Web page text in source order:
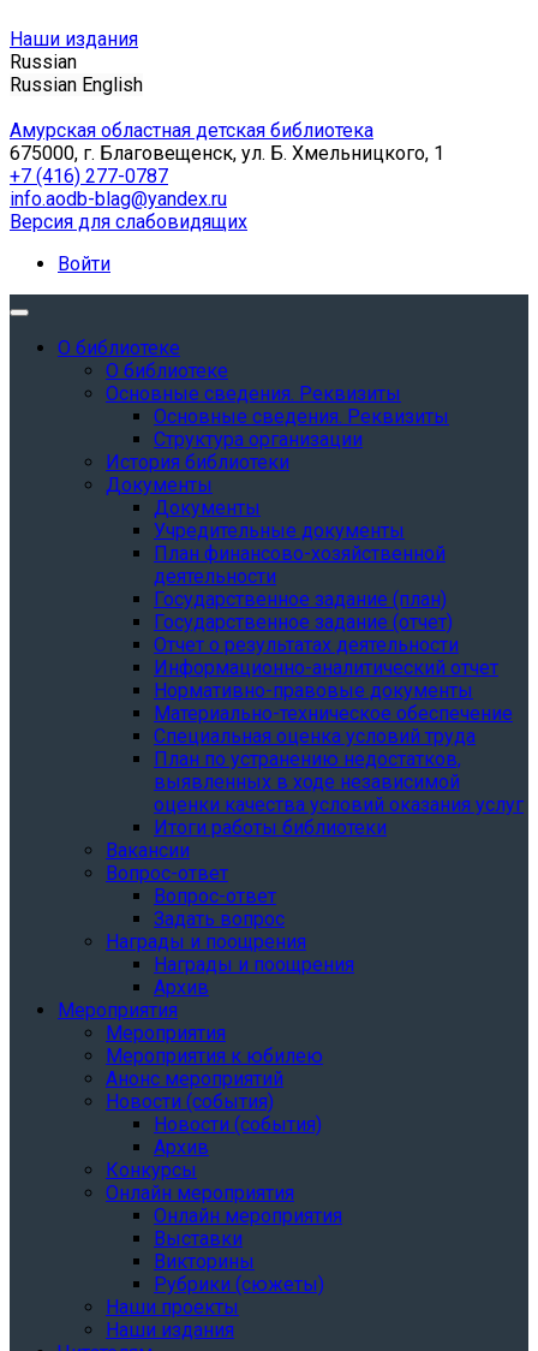
Наши издания
Russian
Russian English
Амурская областная детская библиотека
675000, г. Благовещенск, ул. Б. Хмельницкого, 1
+7 (416) 277-0787
info.aodb-blag@yandex.ru
Версия для слабовидящих
Войти
О библиотеке
О библиотеке
Основные сведения. Реквизиты
Основные сведения. Реквизиты
Структура организации
История библиотеки
Документы
Документы
Учредительные документы
План финансово-хозяйственной
деятельности
Государственное задание (план)
Государственное задание (отчет)
Отчет о результатах деятельности
Информационно-аналитический отчет
Нормативно-правовые документы
Материально-техническое обеспечение
Специальная оценка условий труда
План по устранению недостатков,
выявленных в ходе независимой
оценки качества условий оказания услуг
Итоги работы библиотеки
Вакансии
Вопрос-ответ
Вопрос-ответ
Задать вопрос
Награды и поощрения
Награды и поощрения
Архив
Мероприятия
Мероприятия
Мероприятия к юбилею
Анонс мероприятий
Новости (события)
Новости (события)
Архив
Конкурсы
Онлайн мероприятия
Онлайн мероприятия
Выставки
Викторины
Рубрики (сюжеты)
Наши проекты
Наши издания